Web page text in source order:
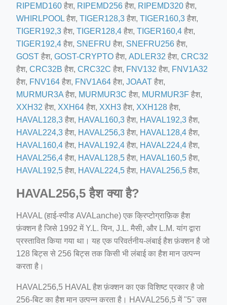
feed-calculator
co-work?lat=37.49813&lng=127.0284&zoom=16
shredder-plant-equipment/scrap-shredder-fabrication
RIPEMD160 हैश, RIPEMD256 हैश, RIPEMD320 हैश,
WHIRLPOOL हैश, TIGER128,3 हैश, TIGER160,3 हैश,
TIGER192,3 हैश, TIGER128,4 हैश, TIGER160,4 हैश,
TIGER192,4 हैश, SNEFRU हैश, SNEFRU256 हैश,
GOST हैश, GOST-CRYPTO हैश, ADLER32 हैश, CRC32
हैश, CRC32B हैश, CRC32C हैश, FNV132 हैश, FNV1A32
हैश, FNV164 हैश, FNV1A64 हैश, JOAAT हैश,
MURMUR3A हैश, MURMUR3C हैश, MURMUR3F हैश,
XXH32 हैश, XXH64 हैश, XXH3 हैश, XXH128 हैश,
HAVAL128,3 हैश, HAVAL160,3 हैश, HAVAL192,3 हैश,
HAVAL224,3 हैश, HAVAL256,3 हैश, HAVAL128,4 हैश,
HAVAL160,4 हैश, HAVAL192,4 हैश, HAVAL224,4 हैश,
HAVAL256,4 हैश, HAVAL128,5 हैश, HAVAL160,5 हैश,
HAVAL192,5 हैश, HAVAL224,5 हैश, HAVAL256,5 हैश,
HAVAL256,5 हैश क्या है?
HAVAL (हाई-स्पीड AVALanche) एक क्रिप्टोग्राफ़िक हैश
फ़ंक्शन है जिसे 1992 में Y.L. यिन, J.L. मैसी, और L.M. यांग द्वारा
प्रस्तावित किया गया था। यह एक परिवर्तनीय-लंबाई हैश फ़ंक्शन है जो
128 बिट्स से 256 बिट्स तक किसी भी लंबाई का हैश मान उत्पन्न
करता है।
HAVAL256,5 HAVAL हैश फ़ंक्शन का एक विशिष्ट प्रकार है जो
256-बिट का हैश मान उत्पन्न करता है। HAVAL256,5 में "5" उस